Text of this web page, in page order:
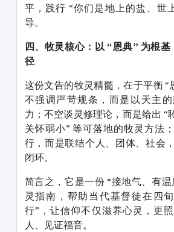
平，践行 “你们是地上的盐、世
导。
四、牧灵核心：以 “恩典” 为根
径
这份文告的牧灵精髓，在于平衡 “
不强调严苛规条，而是以天主
力；不空谈灵修理论，而是给出 “
关怀弱小” 等可落地的牧灵方法
行，而是联结个人、团体、社会
闭环。
简言之，它是一份 “接地气、有
灵指南，帮助当代基督徒在四
行”，让信仰不仅滋养心灵，更
人、见证福音。